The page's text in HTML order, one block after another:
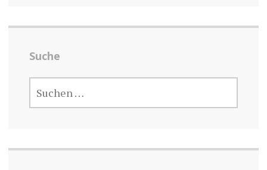
Suche
NACH: